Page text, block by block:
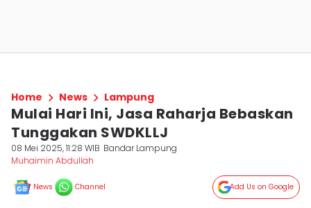
Home News Lampung
Mulai Hari Ini, Jasa Raharja Bebaskan
Tunggakan SWDKLLJ
08 Mei 2025, 11:28 WIB Bandar Lampung
Muhaimin Abdullah
News Channel Add Us on Google